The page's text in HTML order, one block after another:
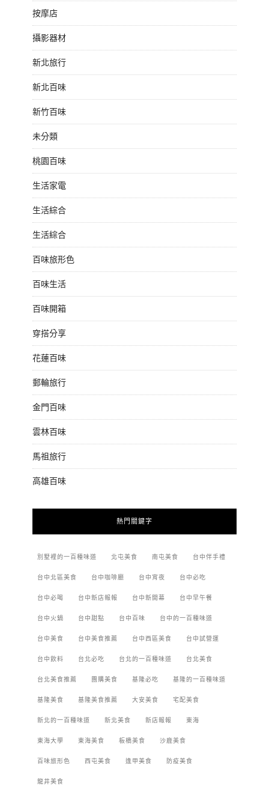
按摩店
攝影器材
新北旅行
新北百味
新竹百味
未分類
桃園百味
生活家電
生活綜合
生活綜合
百味旅形色
百味生活
百味開箱
穿搭分享
花蓮百味
郵輪旅行
金門百味
雲林百味
馬祖旅行
高雄百味
熱門關鍵字
別墅裡的一百種味道 北屯美食 南屯美食 台中伴手禮
台中北區美食 台中咖啡廳 台中宵夜 台中必吃
台中必喝 台中新店報報 台中新開幕 台中早午餐
台中火鍋 台中甜點 台中百味 台中的一百種味道
台中美食 台中美食推薦 台中西區美食 台中試營運
台中飲料 台北必吃 台北的一百種味道 台北美食
台北美食推薦 團購美食 基隆必吃 基隆的一百種味道
基隆美食 基隆美食推薦 大安美食 宅配美食
新北的一百種味道 新北美食 新店報報 東海
東海大學 東海美食 板橋美食 沙鹿美食
百味旅形色 西屯美食 逢甲美食 防疫美食
龍井美食